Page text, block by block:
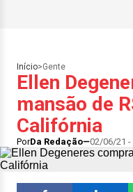
Início>Gente
Ellen
mansão de
Califórnia
PorDa Redação 02/06/21 -